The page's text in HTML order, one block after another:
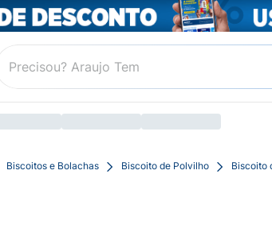
Biscoitos e Bolachas Biscoito de Polvilho Biscoito